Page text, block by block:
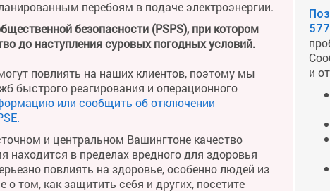
перебоям в подаче электроэнергии.
безопасности (PSPS), при котором
до наступления суровых погодных условий.
повлиять на наших клиентов, поэтому мы
быстрого реагирования и операционного
или сообщить об отключении
и центральном Вашингтоне качество
находится в пределах вредного для здоровья
повлиять на здоровье, особенно людей из
том, как защитить себя и других, посетите
и